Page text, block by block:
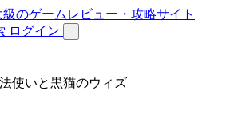
ログイン
使いと黒猫のウィズ